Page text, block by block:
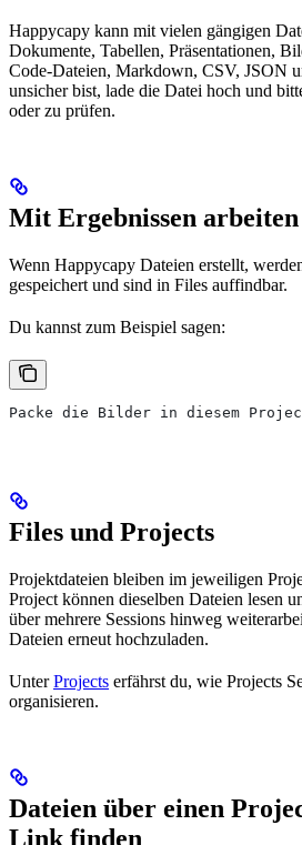
Happycapy kann mit vielen gängigen
Dokumente, Tabellen, Präsentationen,
Code-Dateien, Markdown, CSV, JSON
unsicher bist, lade die Datei hoch und
oder zu prüfen.
Mit Ergebnissen arbeiten
Wenn Happycapy Dateien erstellt,
gespeichert und sind in Files auffindbar.
Du kannst zum Beispiel sagen:
Packe die Bilder in diesem
Files und Projects
Projektdateien bleiben im jeweiligen
Project können dieselben Dateien lesen
über mehrere Sessions hinweg
Dateien erneut hochzuladen.
UnterProjects erfährst du, wie Projects
organisieren.
Dateien über einen
Link finden